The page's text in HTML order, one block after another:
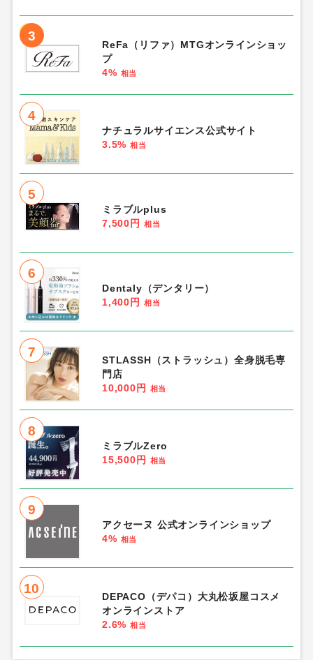
3
ReFa（リファ）MTGオンラインショッ
プ
4% 相当
4
ナチュラルサイエンス公式サイト
3.5% 相当
5
ミラブルplus
7,500円
相当
6
Dentaly（デンタリー）
1,400円
相当
7
STLASSH（ストラッシュ）全身脱毛専
門店
10,000円
相当
8
ミラブルZero
15,500円
相当
9
アクセーヌ 公式オンラインショップ
4% 相当
10
DEPACO（デパコ）大丸松坂屋コスメ
オンラインストア
2.6% 相当